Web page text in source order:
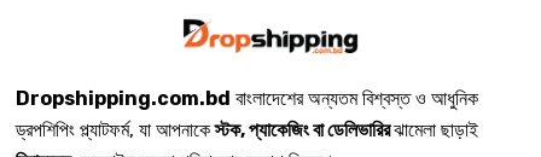
Dropshipping.com.bd বাংলাদেশের অন্যতম বিশ্বস্ত ও আধুনিক
ড্রপশিপিং প্ল্যাটফর্ম, যা আপনাকেস্টক, প্যাকেজিং বা ডেলিভারিরঝামেলা ছাড়াই